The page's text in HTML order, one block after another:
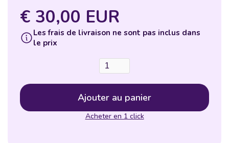
€ 30,00 EUR
Les frais de livraison ne sont pas inclus dans
le prix
Acheter en 1 click